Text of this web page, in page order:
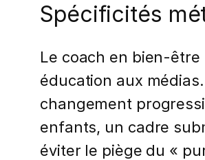
Spécificités
Le coach en bien-
éducation aux
changement
enfants, un cadre
éviter le piège du «